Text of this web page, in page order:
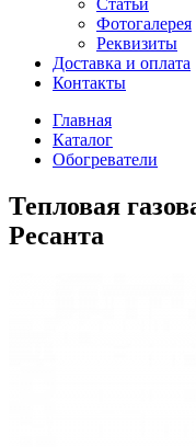
Статьи
Фотогалерея
Реквизиты
Доставка и оплата
Контакты
Главная
Каталог
Обогреватели
Тепловая
Ресанта